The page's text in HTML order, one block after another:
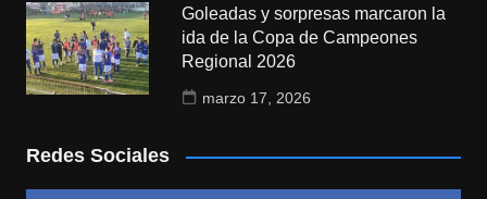
Goleadas y sorpresas marcaron la
ida de la Copa de Campeones
Regional 2026
marzo 17, 2026
Redes Sociales